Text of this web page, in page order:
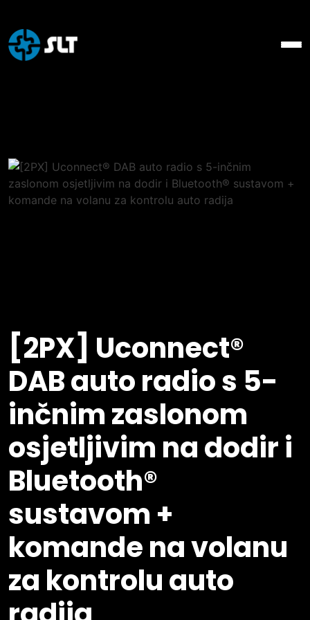
[2PX] Uconnect®
DAB auto radio s 5-
inčnim zaslonom
osjetljivim na dodir i
Bluetooth®
sustavom +
komande na volanu
za kontrolu auto